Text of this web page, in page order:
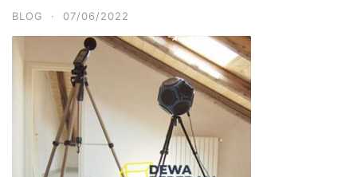
BLOG · 07/06/2022